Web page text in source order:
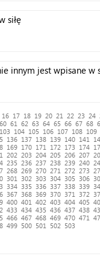
siłę
innym jest wpisane w
16 17 18 19 20 21 22 23 24
60 61 62 63 64 65 66 67 68
103 104 105 106 107 108 109
136 137 138 139 140 141
169 170 171 172 173 174
202 203 204 205 206 207
235 236 237 238 239 240
268 269 270 271 272 273
301 302 303 304 305 306
334 335 336 337 338 339
367 368 369 370 371 372
400 401 402 403 404 405
433 434 435 436 437 438
466 467 468 469 470 471
499 500 501 502 503